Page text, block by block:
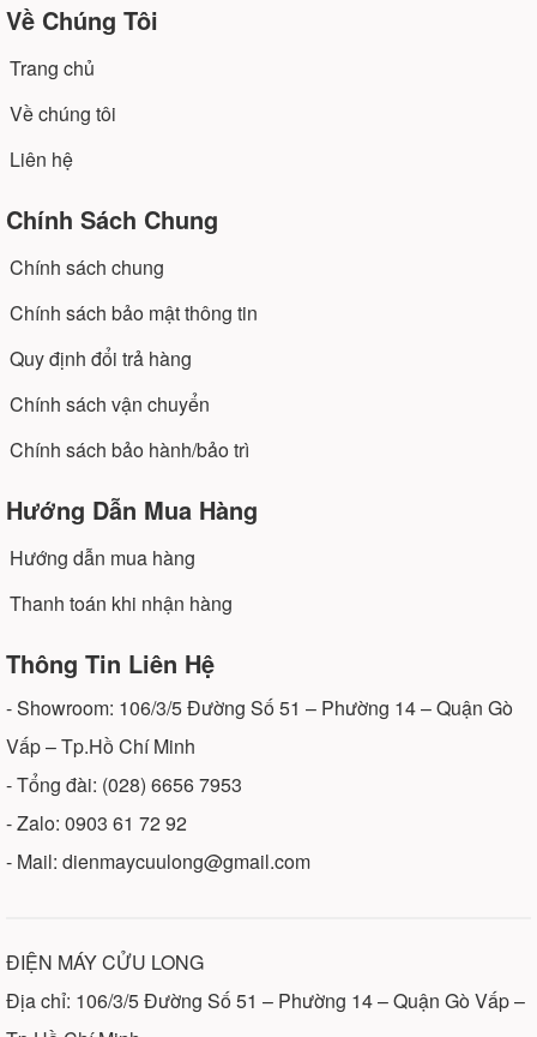
Về Chúng Tôi
Trang chủ
Về chúng tôi
Liên hệ
Chính Sách Chung
Chính sách chung
Chính sách bảo mật thông tin
Quy định đổi trả hàng
Chính sách vận chuyển
Chính sách bảo hành/bảo trì
Hướng Dẫn Mua Hàng
Hướng dẫn mua hàng
Thanh toán khi nhận hàng
Thông Tin Liên Hệ
- Showroom: 106/3/5 Đường Số 51 – Phường 14 – Quận Gò
Vấp – Tp.Hồ Chí Minh
- Tổng đài: (028) 6656 7953
- Zalo: 0903 61 72 92
- Mail: dienmaycuulong@gmail.com
ĐIỆN MÁY CỬU LONG
Địa chỉ: 106/3/5 Đường Số 51 – Phường 14 – Quận Gò Vấp –